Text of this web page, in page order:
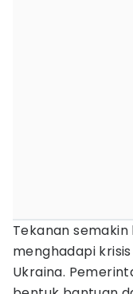
Tekanan
menghadapi
Ukraina.